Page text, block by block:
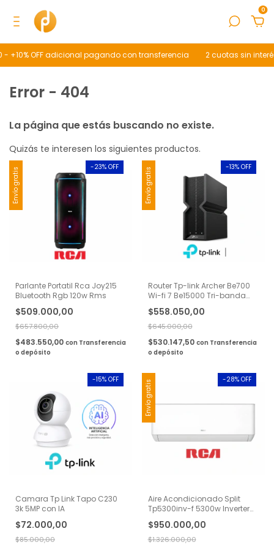
0
+10% OFF adicional pagando con transferencia 2 cuotas sin
Error - 404
La página que estás buscando no existe.
Quizás te interesen los siguientes productos.
Envío gratis
Parlante Portatil Rca Joy215
Bluetooth Rgb 120w Rms
$509.000,00
-23% OFF
$657.800,00
$483.550,00 con Transferencia
o depósito
Envío gratis
Router Tp-link Archer Be700
Wi-fi 7 Be15000 Tri-banda
$558.050,00
-13% OFF
$645.000,00
$530.147,50 con Transferencia
o depósito
Camara Tp Link Tapo C230
3k 5MP con IA
$72.000,00
-15% OFF
$85.000,00
Envío gratis
Aire Acondicionado Split
Tp5300inv-f 5300w Inverter
$950.000,00
-28% OFF
$1.326.000,00